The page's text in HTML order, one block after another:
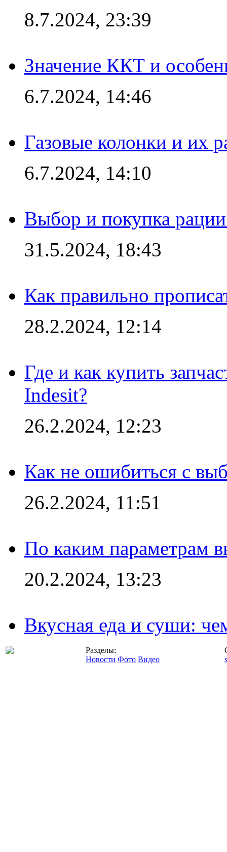
8.7.2024, 23:39
Значение ККТ и
6.7.2024, 14:46
Газовые колонки и их
6.7.2024, 14:10
Выбор и покупка
31.5.2024, 18:43
Как правильно
28.2.2024, 12:14
Где и как купить
Indesit?
26.2.2024, 12:23
Как не ошибиться с
26.2.2024, 11:51
По каким параметрам
20.2.2024, 13:23
Вкусная еда и суши:
Разделы:
Новости Фото Видео